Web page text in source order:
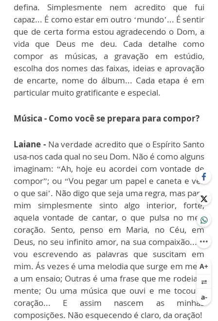
defina. Simplesmente nem acredito que fui
capaz... É como estar em outro ‘mundo’... É sentir
que de certa forma estou agradecendo o Dom, a
vida que Deus me deu. Cada detalhe como
compor as músicas, a gravação em estúdio,
escolha dos nomes das faixas, ideias e aprovação
de encarte, nome do álbum... Cada etapa é em
particular muito gratificante e especial.
Música - Como você se prepara para compor?
Laiane - Na verdade acredito que o Espírito Santo
usa-nos cada qual no seu Dom. Não é como alguns
imaginam: “Ah, hoje eu acordei com vontade de
compor”; ou “Vou pegar um papel e caneta e ver
o que sai’. Não digo que seja uma regra, mas para
mim simplesmente sinto algo interior, forte,
aquela vontade de cantar, o que pulsa no meu
coração. Sento, penso em Maria, no Céu, em
Deus, no seu infinito amor, na sua compaixão... E
vou escrevendo as palavras que suscitam em
mim.Ás vezes é uma melodia que surge em meio
a um ensaio; Outras é uma frase que me rodeia a
mente; Ou uma música que ouvi e me tocou o
coração... E assim nascem as minhas
composições. Não esquecendo é claro, da oração!